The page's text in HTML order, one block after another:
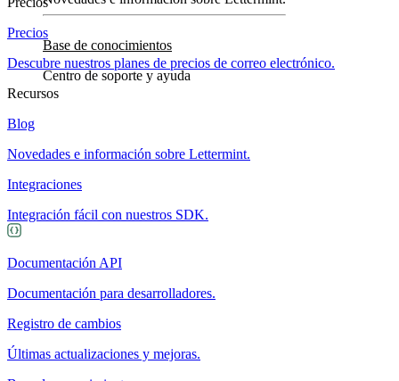
Base de conocimientos
Centro de soporte y ayuda
Precios
Descubre nuestros planes de precios de correo electrónico.
Recursos
Blog
Novedades e información sobre Lettermint.
Integraciones
Integración fácil con nuestros SDK.
Documentación API
Documentación para desarrolladores.
Registro de cambios
Últimas actualizaciones y mejoras.